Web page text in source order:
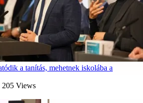
a tanítás, mehetnek iskolába a
205 Views